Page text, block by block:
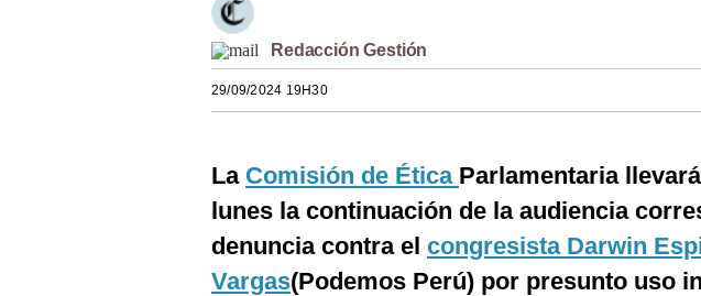
Redacción Gestión
29/09/2024 19H30
La Comisión de Ética Parlamentaria
lunes la continuación de la audiencia
denuncia contra el congresista Darwin
Vargas(Podemos Perú) por presunto uso